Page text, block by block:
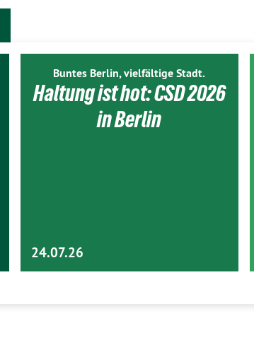
Buntes Berlin, vielfältige Stadt.
Haltung ist hot: CSD 2026
in Berlin
24.07.26